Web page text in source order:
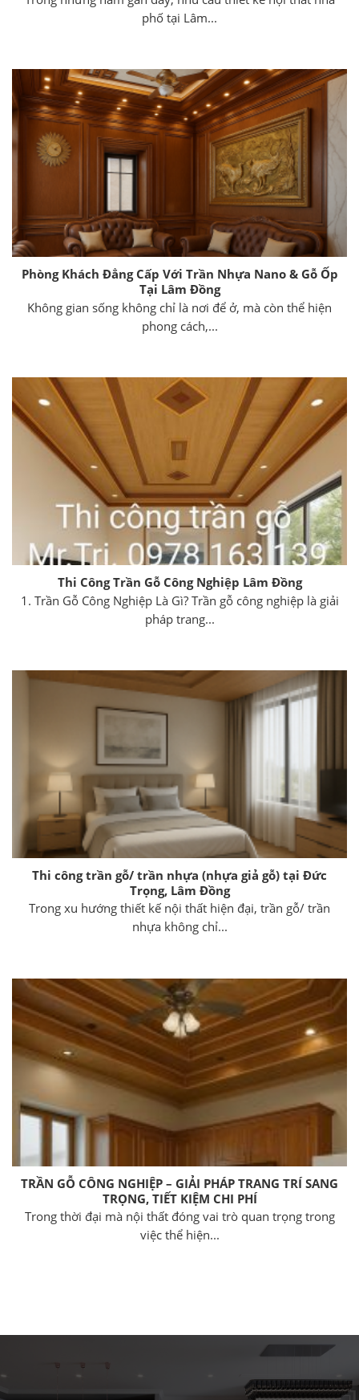
phố tại Lâm...
Phòng Khách Đẳng Cấp Với Trần Nhựa Nano & Gỗ Ốp
Tại Lâm Đồng
Không gian sống không chỉ là nơi để ở, mà còn thể hiện
phong cách,...
Thi Công Trần Gỗ Công Nghiệp Lâm Đồng
1. Trần Gỗ Công Nghiệp Là Gì? Trần gỗ công nghiệp là giải
pháp trang...
Thi công trần gỗ/ trần nhựa (nhựa giả gỗ) tại Đức
Trọng, Lâm Đồng
Trong xu hướng thiết kế nội thất hiện đại, trần gỗ/ trần
nhựa không chỉ...
TRẦN GỖ CÔNG NGHIỆP – GIẢI PHÁP TRANG TRÍ SANG
TRỌNG, TIẾT KIỆM CHI PHÍ
Trong thời đại mà nội thất đóng vai trò quan trọng trong
việc thể hiện...